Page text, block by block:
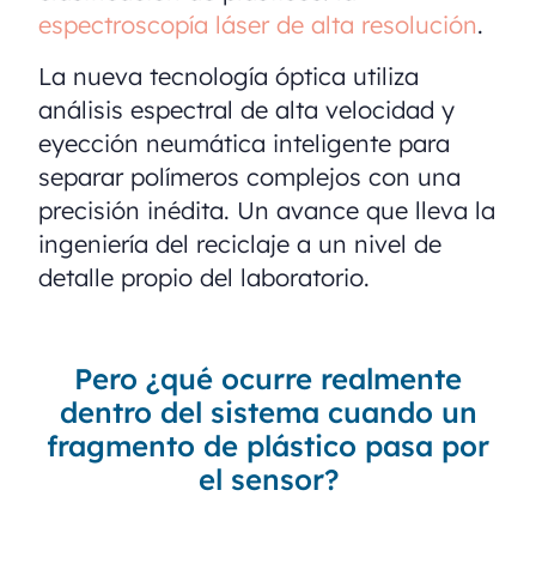
espectroscopía láser de alta resolución.
La nueva tecnología óptica utiliza
análisis espectral de alta velocidad y
eyección neumática inteligente para
separar polímeros complejos con una
precisión inédita. Un avance que lleva la
ingeniería del reciclaje a un nivel de
detalle propio del laboratorio.
Pero ¿qué ocurre realmente
dentro del sistema cuando un
fragmento de plástico pasa por
el sensor?